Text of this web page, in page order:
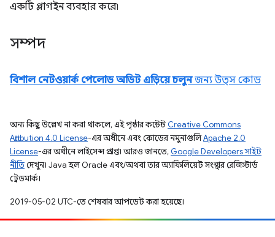
একটি প্লাগইন ব্যবহার করে৷
সম্পদ
বিশাল নেটওয়ার্ক পেলোড অডিট এড়িয়ে চলুনজন্য উত্স কোড
অন্য কিছু উল্লেখ না করা থাকলে, এই পৃষ্ঠার কন্টেন্ট Creative Commons
Attribution 4.0 License-এর অধীনে এবং কোডের নমুনাগুলিApache 2.0
License-এর অধীনে লাইসেন্স প্রাপ্ত। আরও জানতে, Google Developers সাইট
নীতিদেখুন। Java হল Oracle এবং/অথবা তার অ্যাফিলিয়েট সংস্থার রেজিস্টার্ড
ট্রেডমার্ক।
2019-05-02 UTC-তে শেষবার আপডেট করা হয়েছে।